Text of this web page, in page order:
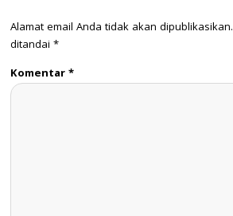
Alamat email Anda tidak akan dipublikasikan.
ditandai *
Komentar*